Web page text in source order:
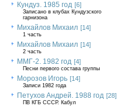
Кундуз. 1985 год [6]
Записано в клубах Кундузского
гарнизона
Михайлов Михаил [14]
1 часть
Михайлов Михаил [14]
2 часть
ММГ-2. 1982 год [4]
Песни первого состава группы
Морозов Игорь [14]
Записи 1982 года
Петухов Андрей. 1988 год [28]
ПВ КГБ СССР. Кабул